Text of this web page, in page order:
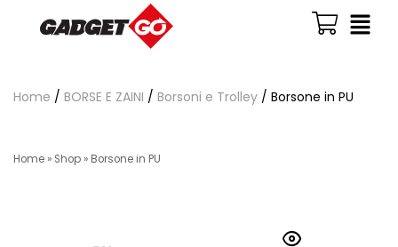
Home / BORSE E ZAINI / Borsoni e Trolley / Borsone in PU
Home » Shop » Borsone in PU